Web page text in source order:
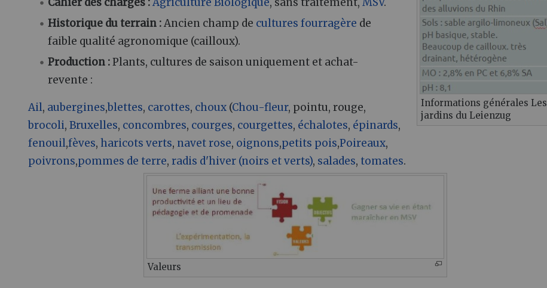
Informations générales Les
jardins du Leienzug
Historique du terrain :Ancien champ de cultures fourragère de
faible qualité agronomique (cailloux).
Production :Plants, cultures de saison uniquement et achat-
revente :
Ail, aubergines,blettes, carottes, choux (Chou-fleur, pointu, rouge,
brocoli, Bruxelles, concombres, courges, courgettes, échalotes, épinards,
fenouil,fèves, haricots verts, navet rose, oignons,petits pois,Poireaux,
poivrons,pommes de terre, radis d'hiver (noirs et verts), salades, tomates.
Valeurs